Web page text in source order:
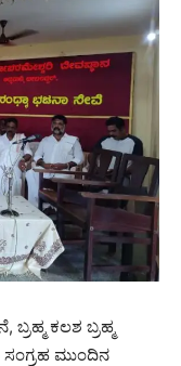
ಬ್ರಹ್ಮ ಕಲಶ ಬ್ರಹ್ಮ
ಮುಂದಿನ